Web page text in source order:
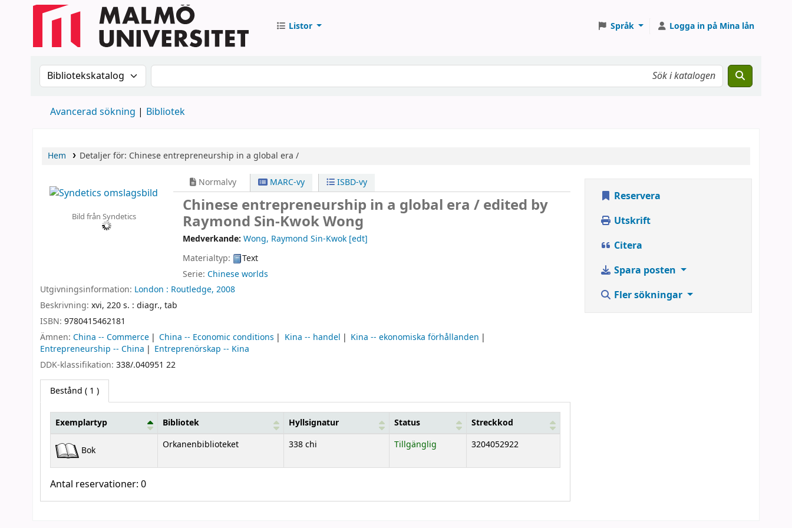
Listor Språk Logga in på Mina lån
Sök i katalogen efter:Sök i katalogen
Avancerad sökning Bibliotek
Hem Detaljer för: Chinese entrepreneurship in a global era /
Bild från Syndetics
Normalvy MARC-vy ISBD-vy
Chinese entrepreneurship in a global era /edited by
Raymond Sin-Kwok Wong
Medverkande:Wong, Raymond Sin-Kwok [edt]
Materialtyp:
Text
Serie:Chinese worlds
Utgivningsinformation: London : Routledge, 2008
Beskrivning: xvi, 220 s. : diagr., tab
ISBN: 9780415462181
Ämnen: China -- Commerce China -- Economic conditions Kina -- handel
Kina -- ekonomiska förhållanden
Entrepreneurship -- China
Entreprenörskap -- Kina
DDK-klassifikation: 338/.040951 22
Bestånd ( 1 )
Bestånd
Exemplartyp Bibliotek Hyllsignatur Status Streckkod
Bok Orkanenbiblioteket 338 chi Tillgänglig 3204052922
Antal reservationer: 0
Reservera
Utskrift
Citera
Spara posten
Fler sökningar